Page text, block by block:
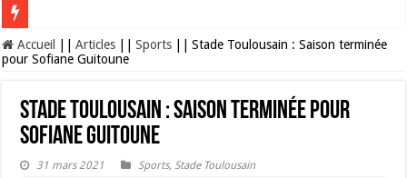
Les Nocturnes de la Cité de l’espace 2026 : l’événement incontournable de
Accueil Articles Sports
Stade Toulousain : Saison terminée
pour Sofiane Guitoune
Stade Toulousain : Saison terminée pour
Sofiane Guitoune
31 mars 2021 Sports, Stade Toulousain